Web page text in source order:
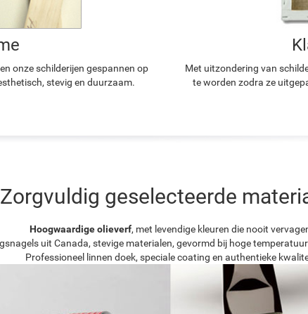
onze schilderijen gespannen op
stevig en duurzaam.
Met uitzondering van
te worden zodra ze
Zorgvuldig geselecteerde
Hoogwaardige olieverf, met levendige kleuren die nooit
uit Canada, stevige materialen, gevormd bij hoge
Professioneel linnen doek, speciale coating en authentieke